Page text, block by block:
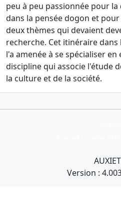
peu à peu passionnée pour
dans la pensée dogon et
deux thèmes qui devaient
recherche. Cet itinéraire
l'a amenée à se spécialiser
discipline qui associe l'étude
la culture et de la société.
Version :